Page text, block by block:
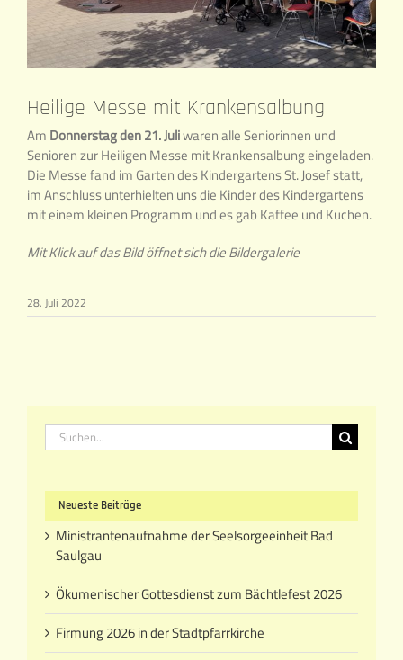
Heilige Messe mit Krankensalbung
Am Donnerstag den 21. Juliwaren alle Seniorinnen und
Senioren zur Heiligen Messe mit Krankensalbung eingeladen.
Die Messe fand im Garten des Kindergartens St. Josef statt,
im Anschluss unterhielten uns die Kinder des Kindergartens
mit einem kleinen Programm und es gab Kaffee und Kuchen.
Mit Klick auf das Bild öffnet sich die Bildergalerie
28. Juli 2022
Suche
nach:
Neueste Beiträge
Ministrantenaufnahme der Seelsorgeeinheit Bad
Saulgau
Ökumenischer Gottesdienst zum Bächtlefest 2026
Firmung 2026 in der Stadtpfarrkirche